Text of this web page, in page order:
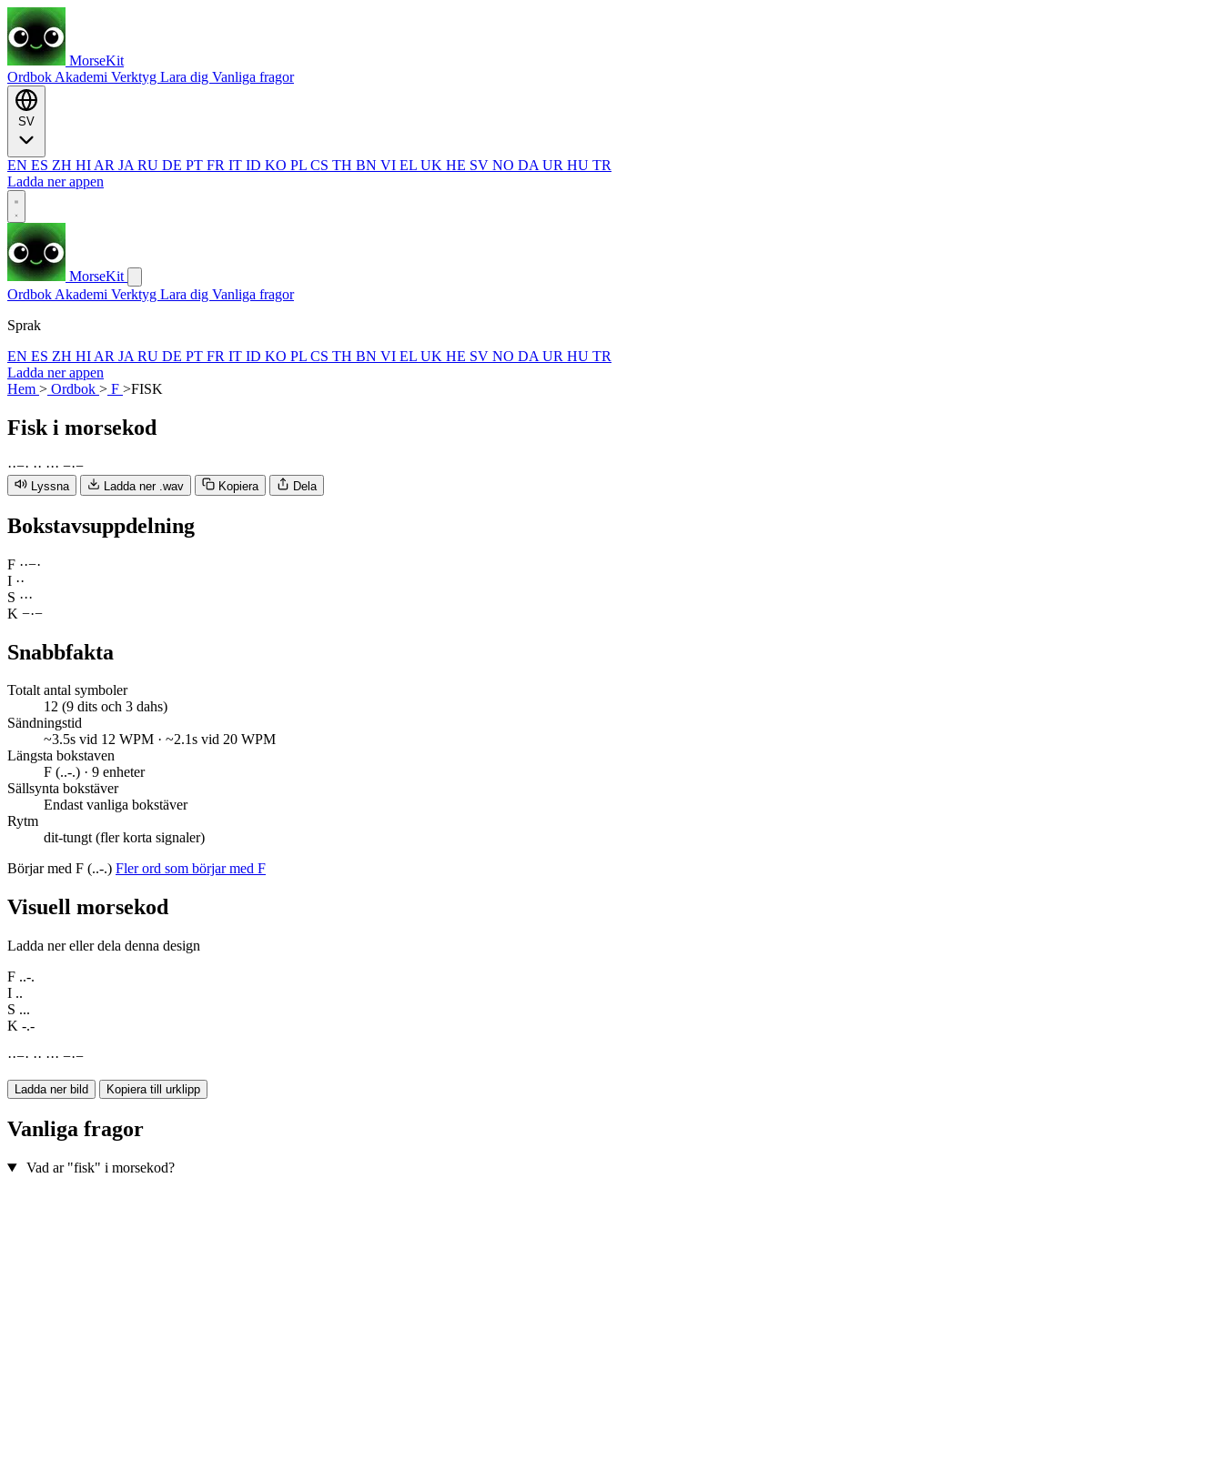
MorseKit
Ordbok Akademi Verktyg Lara dig Vanliga fragor
EN ES ZH HI AR JA RU DE PT FR IT ID KO PL CS TH BN VI EL UK HE SV NO DA UR HU TR
Ladda ner appen
MorseKit
Ordbok Akademi Verktyg Lara dig Vanliga fragor
Sprak
EN ES ZH HI AR JA RU DE PT FR IT ID KO PL CS TH BN VI EL UK HE SV NO DA UR HU TR
Ladda ner appen
Hem > Ordbok > F >FISK
Fisk i morsekod
··−· ·· ··· −·−
Lyssna Ladda ner .wav Kopiera Dela
Bokstavsuppdelning
F ··−·
I ··
S ···
K −·−
Snabbfakta
Totalt antal symboler
12 (9 dits och 3 dahs)
Sändningstid
~3.5s vid 12 WPM · ~2.1s vid 20 WPM
Längsta bokstaven
F (..-.) · 9 enheter
Sällsynta bokstäver
Endast vanliga bokstäver
Rytm
dit-tungt (fler korta signaler)
Börjar med F (..-.) Fler ord som börjar med F
Visuell morsekod
Ladda ner eller dela denna design
F ..-.
I ..
S ...
K -.-
··−· ·· ··· −·−
Ladda ner bild Kopiera till urklipp
Vanliga fragor
Vad ar "fisk" i morsekod?